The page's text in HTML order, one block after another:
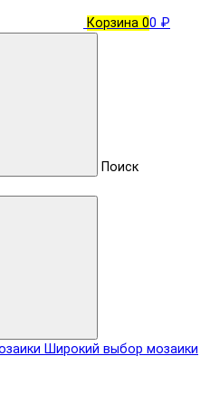
Корзина 00 ₽
Поиск
Широкий выбор мозаики